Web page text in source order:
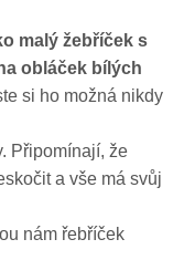
malý žebříček s
obláček bílých
si ho možná nikdy
Připomínají, že
a vše má svůj
nám řebříček